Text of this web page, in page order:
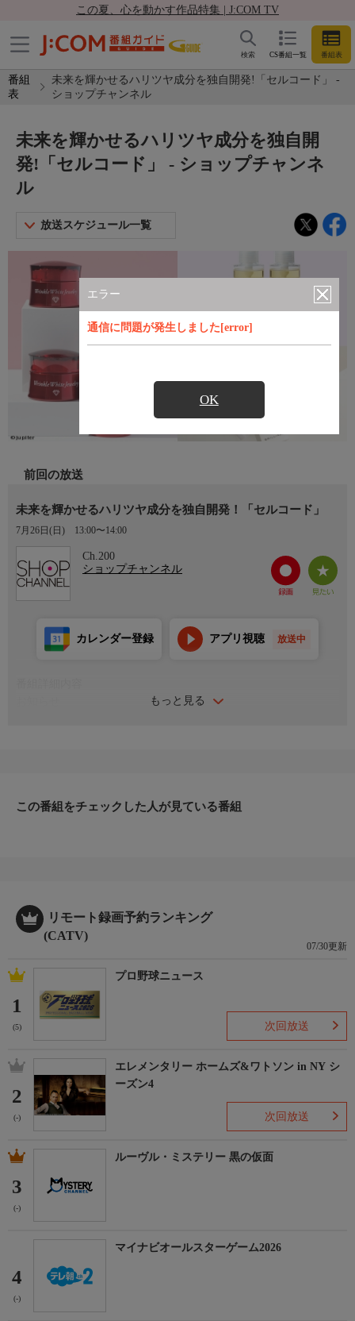
この夏、心を動かす作品特集 | J:COM TV
CS番組一覧 番組表
検索
番組
表
未来を輝かせるハリツヤ成分を独自開発!「セルコード」 -
ショップチャンネル
エラー
通信に問題が発生しました[error]
OK
未来を輝かせるハリツヤ成分を独自開
発!「セルコード」 - ショップチャンネ
ル
放送スケジュール一覧
前回の放送
未来を輝かせるハリツヤ成分を独自開発！「セルコード」
7月26日(日) 13:00〜14:00
Ch.200
ショップチャンネル
もっと見る
カレンダー登録 アプリ視聴 放送中
＊ライブ放送につき、番組および商品内容に変更が生じる場合も
この番組をチェックした人が見ている番組
リモート録画予約ランキング
(CATV)
07/30更新
1
(5)
プロ野球ニュース
次回放送
2
(-)
エレメンタリー ホームズ&ワトソン in NY シ
ーズン4
次回放送
3
(-)
ルーヴル・ミステリー 黒の仮面
4
(-)
マイナビオールスターゲーム2026